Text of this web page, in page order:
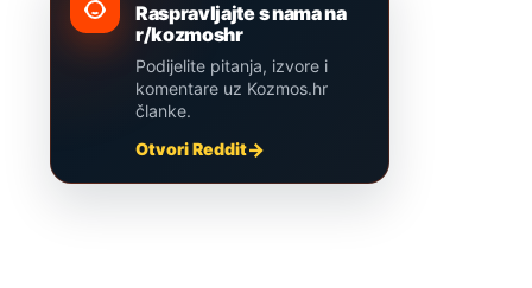
Raspravljajte s nama na
r/kozmoshr
Podijelite pitanja, izvore i
komentare uz Kozmos.hr
članke.
Otvori Reddit